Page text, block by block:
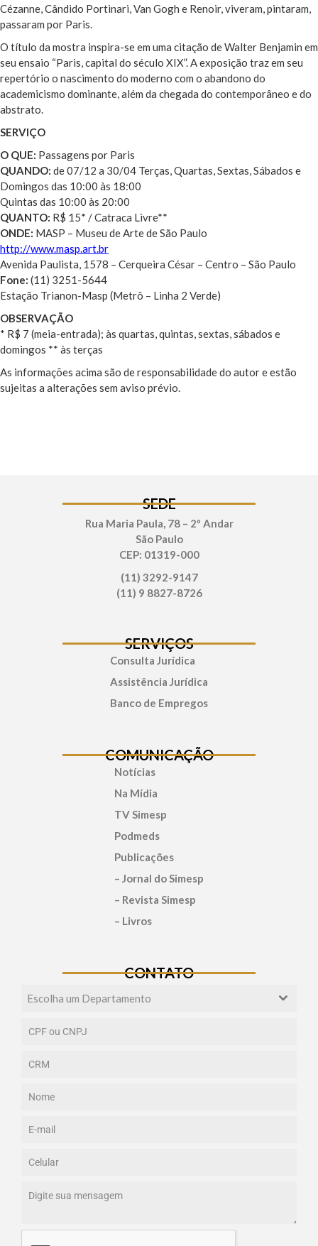
Cézanne, Cândido Portinari, Van Gogh e Renoir, viveram, pintaram,
passaram por Paris.
O título da mostra inspira-se em uma citação de Walter Benjamin em
seu ensaio “Paris, capital do século XIX”. A exposição traz em seu
repertório o nascimento do moderno com o abandono do
academicismo dominante, além da chegada do contemporâneo e do
abstrato.
SERVIÇO
O QUE: Passagens por Paris
QUANDO: de 07/12 a 30/04 Terças, Quartas, Sextas, Sábados e
Domingos das 10:00 às 18:00
Quintas das 10:00 às 20:00
QUANTO: R$ 15* / Catraca Livre**
ONDE: MASP – Museu de Arte de São Paulo
http://www.masp.art.br
Avenida Paulista, 1578 – Cerqueira César – Centro – São Paulo
Fone: (11) 3251-5644
Estação Trianon-Masp (Metrô – Linha 2 Verde)
OBSERVAÇÃO
* R$ 7 (meia-entrada); às quartas, quintas, sextas, sábados e
domingos ** às terças
As informações acima são de responsabilidade do autor e estão
sujeitas a alterações sem aviso prévio.
SEDE
Rua Maria Paula, 78 – 2º Andar
São Paulo
CEP: 01319-000
(11) 3292-9147
(11) 9 8827-8726
SERVIÇOS
Consulta Jurídica
Assistência Jurídica
Banco de Empregos
COMUNICAÇÃO
Notícias
Na Mídia
TV Simesp
Podmeds
Publicações
– Jornal do Simesp
– Revista Simesp
– Livros
CONTATO
Escolha um Departamento